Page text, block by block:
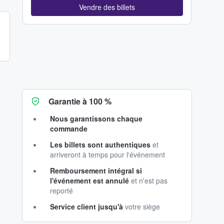
Vendre des billets
Garantie à 100 %
Nous garantissons chaque
commande
Les billets sont authentiques et
arriveront à temps pour l'événement
Remboursement intégral si
l'événement est annulé et n'est pas
reporté
Service client jusqu'à votre siège